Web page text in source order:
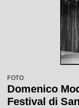
FOTO
Domenico
Festival di